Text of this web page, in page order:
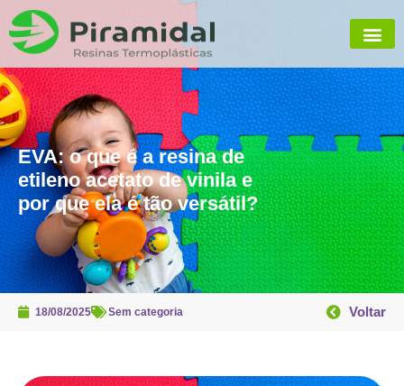
EVA: o que é a resina de
etileno acetato de vinila e
por que ela é tão versátil?
18/08/2025 Sem categoria Voltar